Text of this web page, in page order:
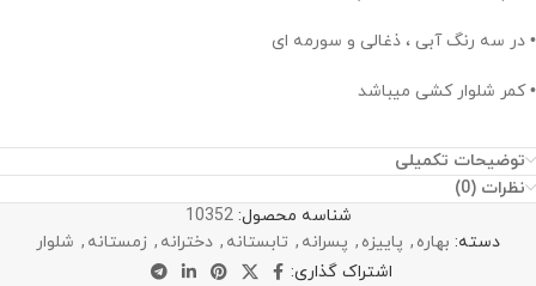
• در سه رنگ آبی ، ذغالی و سورمه ای
• کمر شلوار کشی میباشد
توضیحات تکمیلی
نظرات (0)
شناسه محصول:10352
دسته: بهاره , پاییزه , پسرانه , تابستانه , دخترانه , زمستانه , شلوار
اشتراک گذاری: